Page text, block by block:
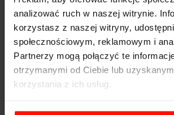
analizować ruch w naszej witrynie.
korzystasz z naszej witryny,
społecznościowym, reklamowym i
Partnerzy mogą połączyć te
otrzymanymi od Ciebie lub
korzystania z ich usług.
Pojemność:
5.2 l
Skrzynia biegów:
WAŻNOŚĆ